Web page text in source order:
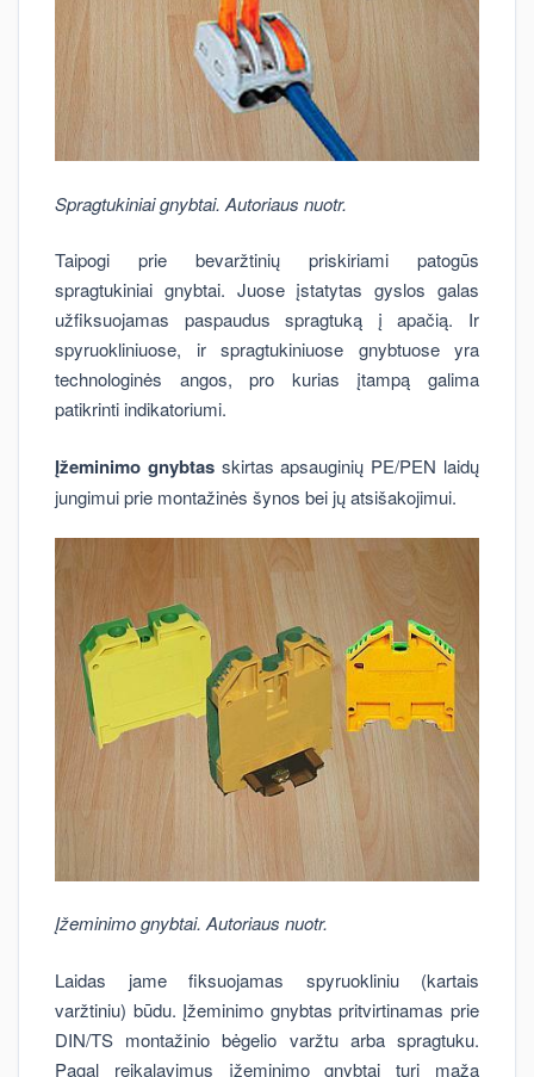
Spragtukiniai gnybtai. Autoriaus nuotr.
Taipogi prie bevaržtinių priskiriami patogūs
spragtukiniai gnybtai. Juose įstatytas gyslos galas
užfiksuojamas paspaudus spragtuką į apačią. Ir
spyruokliniuose, ir spragtukiniuose gnybtuose yra
technologinės angos, pro kurias įtampą galima
patikrinti indikatoriumi.
Įžeminimo gnybtasskirtas apsauginių PE/PEN laidų
jungimui prie montažinės šynos bei jų atsišakojimui.
Įžeminimo gnybtai. Autoriaus nuotr.
Laidas jame fiksuojamas spyruokliniu (kartais
varžtiniu) būdu. Įžeminimo gnybtas pritvirtinamas prie
DIN/TS montažinio bėgelio varžtu arba spragtuku.
Pagal reikalavimus įžeminimo gnybtai turi mažą